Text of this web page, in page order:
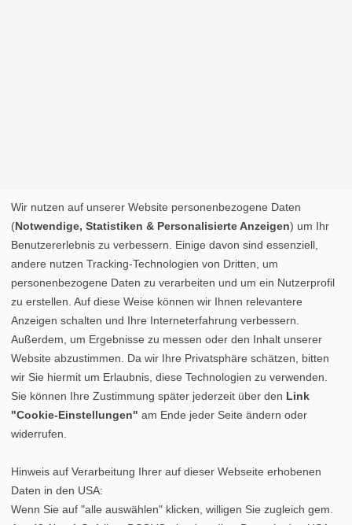
Wir nutzen auf unserer Website personenbezogene Daten
(Notwendige, Statistiken & Personalisierte Anzeigen) um Ihr
Benutzererlebnis zu verbessern. Einige davon sind essenziell,
andere nutzen Tracking-Technologien von Dritten, um
personenbezogene Daten zu verarbeiten und um ein Nutzerprofil
zu erstellen. Auf diese Weise können wir Ihnen relevantere
Anzeigen schalten und Ihre Interneterfahrung verbessern.
Außerdem, um Ergebnisse zu messen oder den Inhalt unserer
Website abzustimmen. Da wir Ihre Privatsphäre schätzen, bitten
wir Sie hiermit um Erlaubnis, diese Technologien zu verwenden.
Sie können Ihre Zustimmung später jederzeit über den Link
"Cookie-Einstellungen" am Ende jeder Seite ändern oder
widerrufen.
Hinweis auf Verarbeitung Ihrer auf dieser Webseite erhobenen
Daten in den USA:
Wenn Sie auf "alle auswählen" klicken, willigen Sie zugleich gem.